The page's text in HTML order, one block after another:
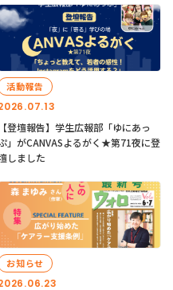
活動報告
【登壇報告】学生広報部「ゆにあっ
」がCANVASよるがく★第71夜に登
しました
お知らせ